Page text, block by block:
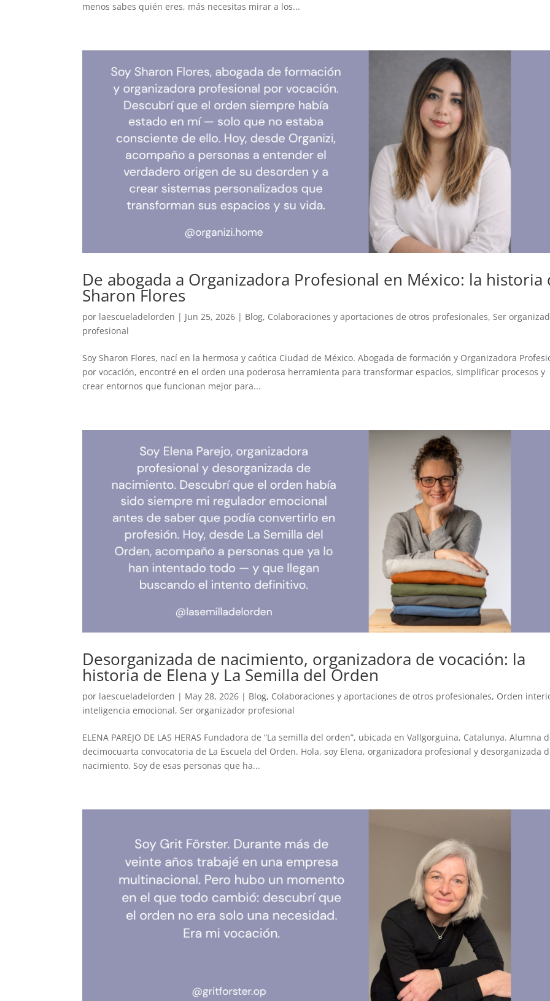
menos sabes quién eres, más necesitas mirar a los...
De abogada a Organizadora Profesional en México: la historia
Sharon Flores
por laescueladelorden | Jun 25, 2026 | Blog, Colaboraciones y aportaciones de otros profesionales,Ser
profesional
Soy Sharon Flores, nací en la hermosa y caótica Ciudad de México. Abogada de formación y Organizadora
por vocación, encontré en el orden una poderosa herramienta para transformar espacios, simplificar procesos y
crear entornos que funcionan mejor para...
Desorganizada de nacimiento, organizadora de vocación: la
historia de Elena y La Semilla del Orden
por laescueladelorden | May 28, 2026 | Blog, Colaboraciones y aportaciones de otros profesionales, Orden
inteligencia emocional,Ser organizador profesional
ELENA PAREJO DE LAS HERAS Fundadora de “La semilla del orden”, ubicada en Vallgorguina, Catalunya. Alumna
decimocuarta convocatoria de La Escuela del Orden. Hola, soy Elena, organizadora profesional y desorganizada
nacimiento. Soy de esas personas que ha...